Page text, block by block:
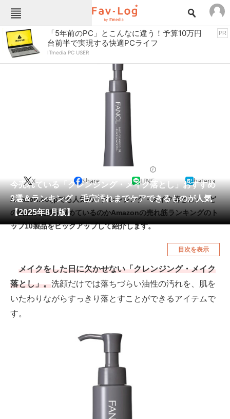
Fav-Logカテゴリー一覧
TOP アウトドア用品
インテリア・収納 おもちゃ・ホビー
キッチン家電
ゲーム
スマホ・携帯電話
ファッション
ペット 家電
工具・DIY 本・DVD・CD
生活家電 生活用品
車・バイク
釣り具・釣り用品 食品・飲料・お酒
食器・グラス・カトラリー
進化するPCとデバイスの未来
「5年前のPC」とこんなに違う！予算10万円
台前半で実現する快適PCライフ
ITmedia PC USER
PR
今売れている「クレンジング・メイク落とし」おすすめ
3選＆ランキング 毛穴汚れまでケアできるものが人気
【2025年8月版】
X Share LINE hatena
Amazon.co.jpでも人気の「クレンジング・メイク落とし」。ど
の製品が支持を集めているのかAmazonの売れ筋ランキングのト
ップ10製品をピックアップして紹介します。
目次を表示
メイクをした日に欠かせない「クレンジング・メイク
落とし」。洗顔だけでは落ちづらい油性の汚れを、肌を
いたわりながらすっきり落とすことができるアイテムで
す。